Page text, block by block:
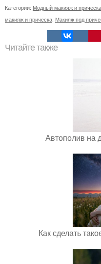
Категории: Модный макияж и прическа
макияж и прическа Макияж под
Читайте также
Автополив на
Как сделать